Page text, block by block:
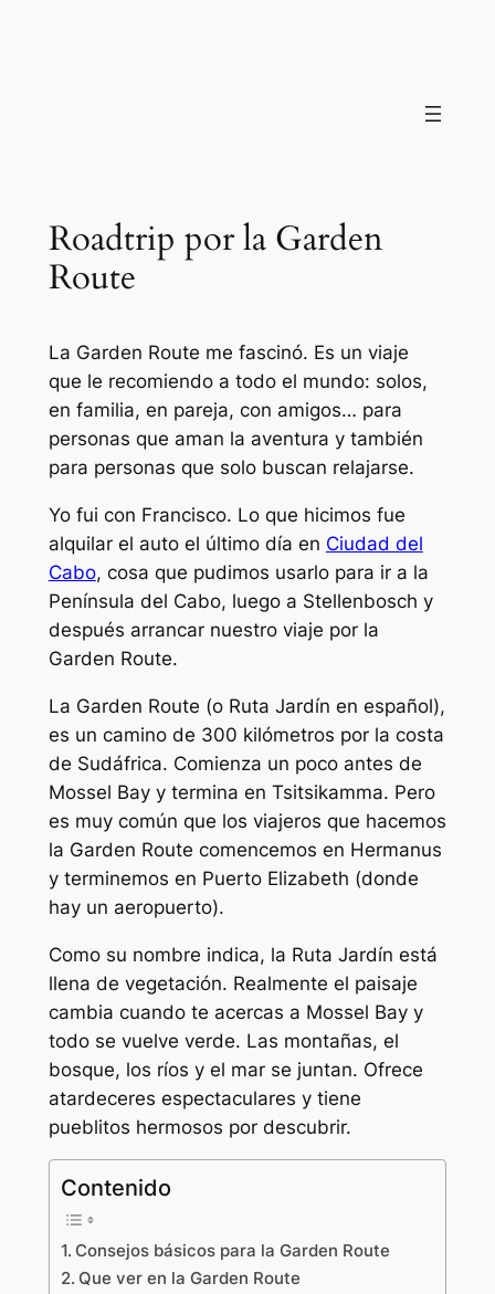
Roadtrip por la Garden
Route
La Garden Route me fascinó. Es un viaje
que le recomiendo a todo el mundo: solos,
en familia, en pareja, con amigos… para
personas que aman la aventura y también
para personas que solo buscan relajarse.
Yo fui con Francisco. Lo que hicimos fue
alquilar el auto el último día en Ciudad del
Cabo, cosa que pudimos usarlo para ir a la
Península del Cabo, luego a Stellenbosch y
después arrancar nuestro viaje por la
Garden Route.
La Garden Route (o Ruta Jardín en español),
es un camino de 300 kilómetros por la costa
de Sudáfrica. Comienza un poco antes de
Mossel Bay y termina en Tsitsikamma. Pero
es muy común que los viajeros que hacemos
la Garden Route comencemos en Hermanus
y terminemos en Puerto Elizabeth (donde
hay un aeropuerto).
Como su nombre indica, la Ruta Jardín está
llena de vegetación. Realmente el paisaje
cambia cuando te acercas a Mossel Bay y
todo se vuelve verde. Las montañas, el
bosque, los ríos y el mar se juntan. Ofrece
atardeceres espectaculares y tiene
pueblitos hermosos por descubrir.
Contenido
Consejos básicos para la Garden Route
Que ver en la Garden Route